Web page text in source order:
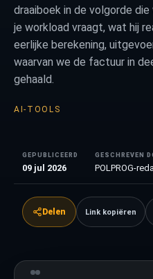
draaiboek in de volgorde
je workload vraagt, wat hij
eerlijke berekening,
waarvan we de factuur in
gehaald.
AI-TOOLS
GEPUBLICEERD
09 jul 2026
GESCHREVEN
POLPROG-
Delen Link kopiëren